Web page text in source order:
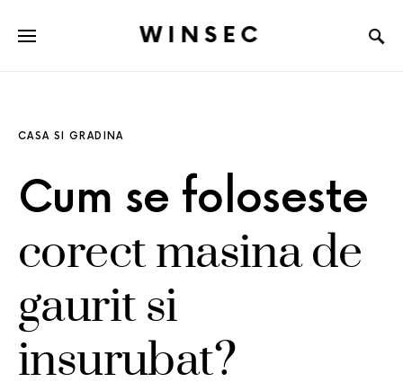
WINSEC
CASA SI GRADINA
Cum se foloseste
corect masina de
gaurit si
insurubat?